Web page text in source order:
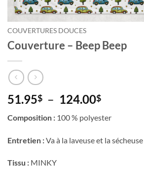
COUVERTURES DOUCES
Couverture – Beep Beep
51.95$ – 124.00$Plage
prix :
51.95$
à
Composition : 100 % polyester
Entretien :Va à la laveuse et la sécheuse
Tissu : MINKY